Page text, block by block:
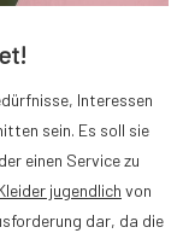
Interessen
sein. Es soll sie
einen Service zu
jugendlich von
dar, da die